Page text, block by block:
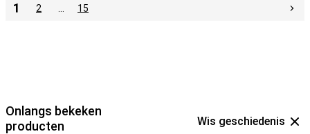
1 2 15
Onlangs bekeken
producten
Wis geschiedenis